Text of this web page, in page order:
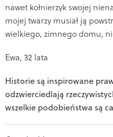
nawet kołnierzyk swojej
mojej twarzy musiał ją
wielkiego, zimnego domu,
Ewa, 32 lata
Historie są inspirowane
odzwierciedlają
wszelkie podobieństwa są